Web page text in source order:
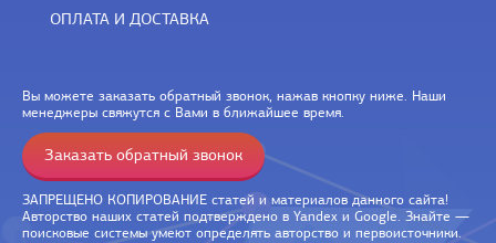
ОПЛАТА И ДОСТАВКА
Вы можете заказать обратный звонок, нажав кнопку ниже. Наши
менеджеры свяжутся с Вами в ближайшее время.
Заказать обратный звонок
ЗАПРЕЩЕНО КОПИРОВАНИЕ статей и материалов данного сайта!
Авторство наших статей подтверждено в Yandex и Google. Знайте —
поисковые системы умеют определять авторство и первоисточники.